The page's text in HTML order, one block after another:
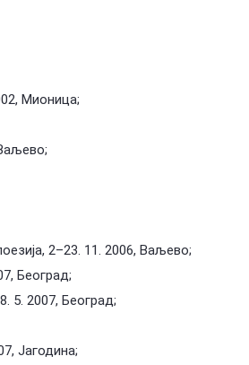
Мионица;
2–23. 11. 2006, Ваљево;
Београд;
5. 2007, Београд;
Јагодина;